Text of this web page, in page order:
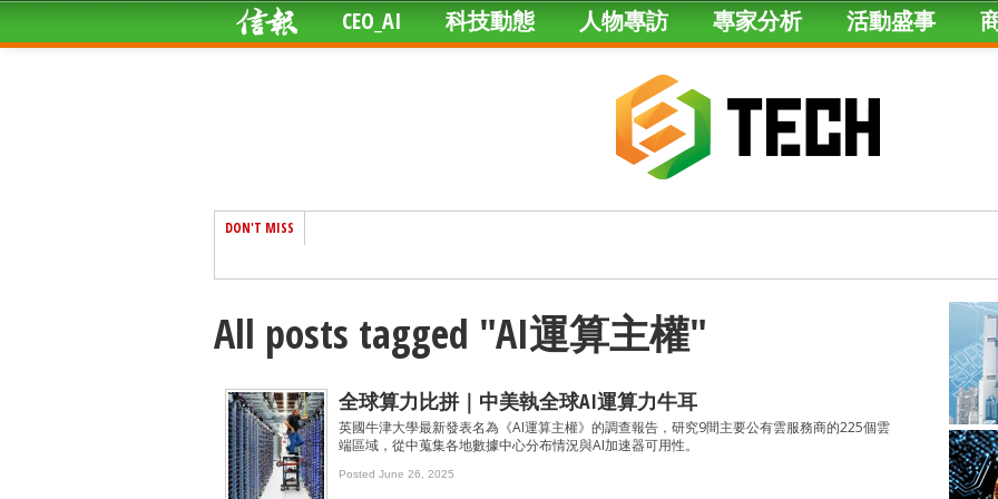
CEO_AI 科技動態 人物專訪 專家分析 活動盛事
DON'T MISS
All posts tagged "AI運算主權"
全球算力比拼｜中美執全球AI運算力牛耳
英國牛津大學最新發表名為《AI運算主權》的調查報告，研究9間主要公有雲服務商的225個雲
端區域，從中蒐集各地數據中心分布情況與AI加速器可用性。
Posted June 26, 2025